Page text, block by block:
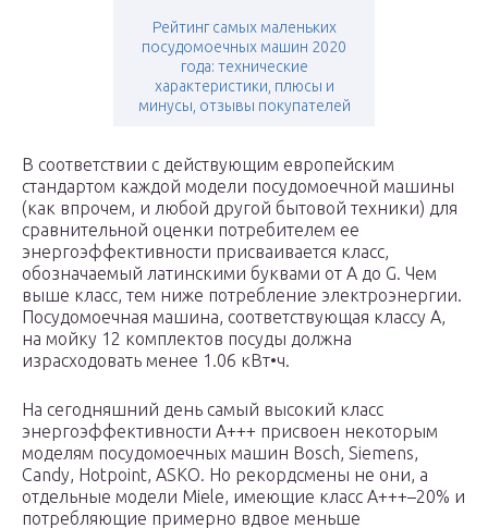
Рейтинг самых маленьких
посудомоечных машин 2020
года: технические
характеристики, плюсы и
минусы, отзывы покупателей
В соответствии с действующим европейским
стандартом каждой модели посудомоечной машины
(как впрочем, и любой другой бытовой техники) для
сравнительной оценки потребителем ее
энергоэффективности присваивается класс,
обозначаемый латинскими буквами от A до G. Чем
выше класс, тем ниже потребление электроэнергии.
Посудомоечная машина, соответствующая классу A,
на мойку 12 комплектов посуды должна
израсходовать менее 1.06 кВт•ч.
На сегодняшний день самый высокий класс
энергоэффективности А+++ присвоен некоторым
моделям посудомоечных машин Bosch, Siemens,
Candy, Hotpoint, ASKO. Но рекордсмены не они, а
отдельные модели Miele, имеющие класс А+++–20% и
потребляющие примерно вдвое меньше